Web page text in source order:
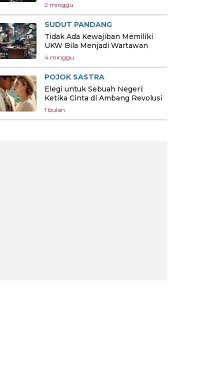
2 minggu
SUDUT PANDANG
Tidak Ada Kewajiban Memiliki
UKW Bila Menjadi Wartawan
4 minggu
POJOK SASTRA
Elegi untuk Sebuah Negeri:
Ketika Cinta di Ambang Revolusi
1 bulan